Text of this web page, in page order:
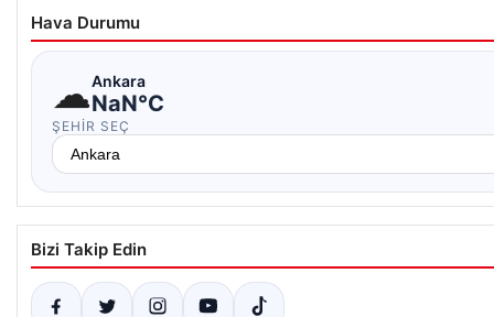
Hava Durumu
☁Ankara
NaN°C
ŞEHIR SEÇ
Bizi Takip Edin